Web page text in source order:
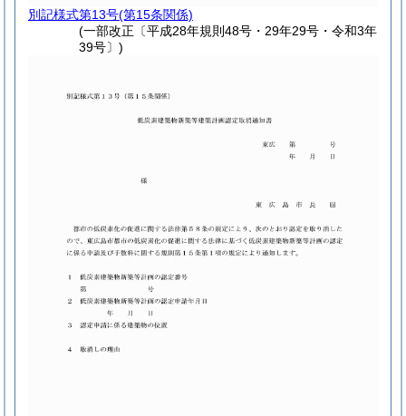
別記様式第13号(第15条関係)
(一部改正〔平成28年規則48号・29年29号・令和3年
39号〕)